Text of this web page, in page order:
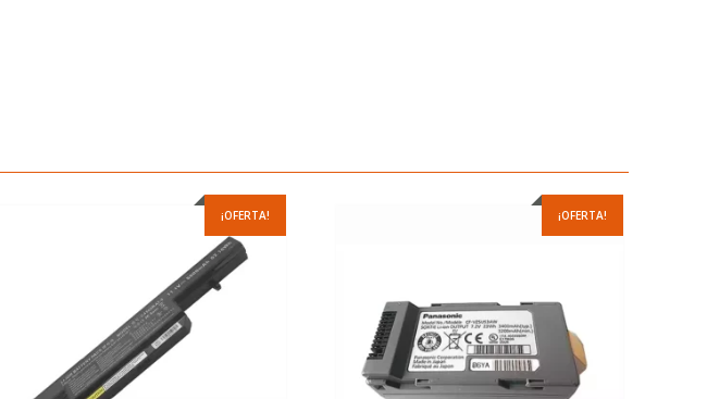
¡OFERTA! ¡OFERTA!